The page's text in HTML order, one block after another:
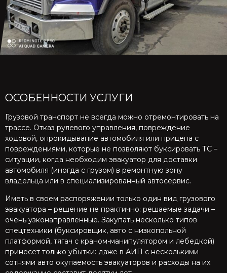
ОСОБЕННОСТИ УСЛУГИ
Грузовой транспорт не всегда можно отремонтировать на
трассе. Отказ рулевого управления, повреждение
ходовой, опрокидывание автомобиля или прицепа с
повреждениями, которые не позволяют буксировать ТС –
ситуации, когда необходим эвакуатор для доставки
автомобиля (иногда с грузом) в ремонтную зону
владельца или в специализированный автосервис.
Иметь в своем распоряжении только один вид грузового
эвакуатора – решение не практично: решаемые задачи –
очень узконаправленные. Закупать несколько типов
спецтехники (буксировщик, авто с низкопольной
платформой, тягач с краном-манипулятором и лебедкой)
принесет только убытки: даже в АИП с несколькими
сотнями авто окупаемость эвакуаторов и расходы на их